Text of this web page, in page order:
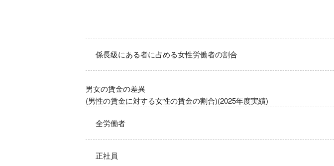
係長級にある者に占める女性労働者の割合
男女の賃金の差異
(男性の賃金に対する女性の賃金の割合)(2025年度実績)
全労働者
正社員